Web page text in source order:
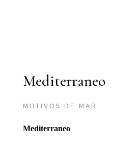
Mediterraneo
MOTIVOS DE MAR
Mediterraneo